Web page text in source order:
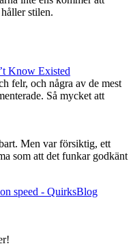
stilen.
Know Existed
felr, och några av de mest
Så mycket att
Men var försiktig, ett
som att det funkar godkänt
speed - QuirksBlog